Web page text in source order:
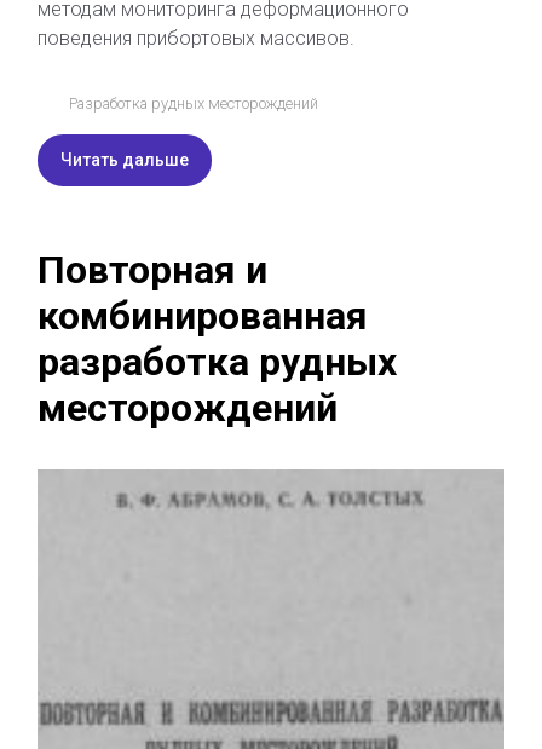
методам мониторинга деформационного
поведения прибортовых массивов.
Разработка рудных месторождений
Читать дальше
Повторная и
комбинированная
разработка рудных
месторождений